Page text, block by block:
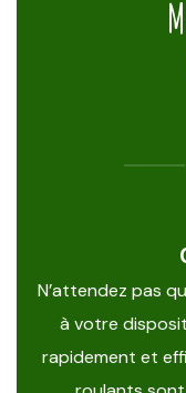
N’attendez pas
à votre
rapidement et